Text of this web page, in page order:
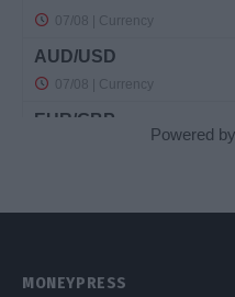
Powered by
MONEYPRESS